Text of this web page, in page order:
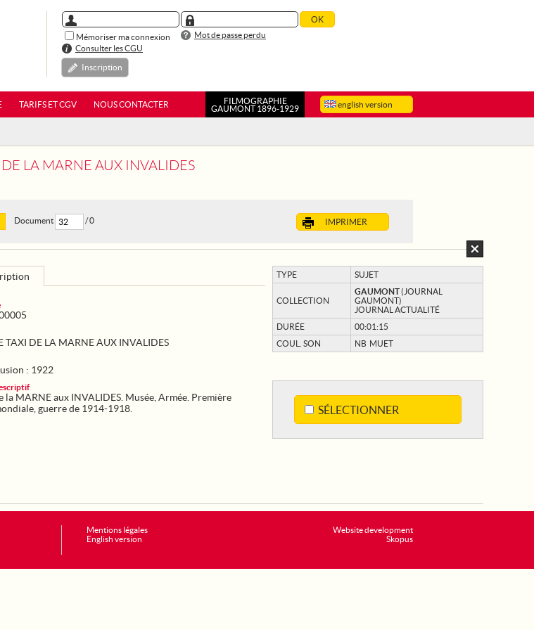
Mémoriser ma connexion
Mot de passe perdu
Consulter les CGU
Inscription
english version
TARIFS ET CGV NOUS CONTACTER
FILMOGRAPHIE
GAUMONT 1896-1929
LA MARNE AUX INVALIDES
IMPRIMER
Document / 0
TYPE SUJET
COLLECTION
GAUMONT(JOURNAL
GAUMONT)
JOURNAL ACTUALITÉ
DURÉE
00:01:15
COUL. SON
NB MUET
SÉLECTIONNER
TAXI DE LA MARNE AUX INVALIDES
: 1922
la MARNE aux INVALIDES. Musée, Armée. Première
guerre de 1914-1918.
Website development
Skopus
Mentions légales
English version